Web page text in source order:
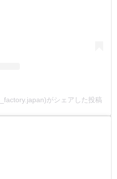
がシェアした投稿